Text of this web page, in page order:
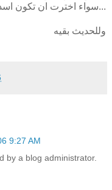
سواء اخترت ان تكون اسدا او غزالا...
وللحديث بقيه
9:27 AM
by a blog administrator.